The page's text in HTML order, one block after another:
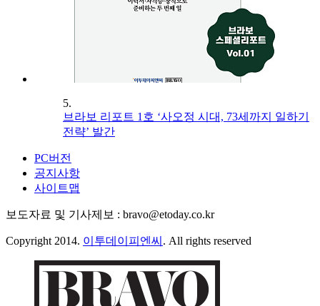
5.
브라보 리포트 1호 ‘사오정 시대, 73세까지 일하기
전략’ 발간
PC버전
공지사항
사이트맵
보도자료 및 기사제보 : bravo@etoday.co.kr
Copyright 2014. 이투데이피엔씨 . All rights reserved